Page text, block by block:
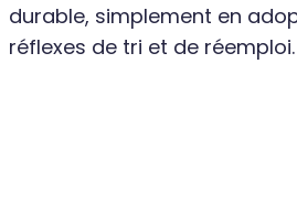
durable, simplement en
réflexes de tri et de réemploi.